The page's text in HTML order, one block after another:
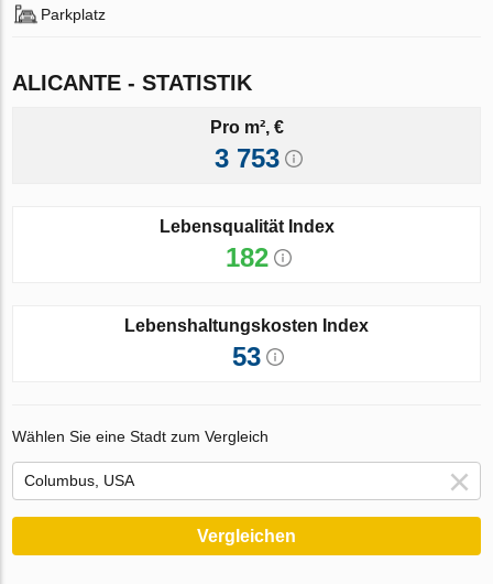
Parkplatz
ALICANTE - STATISTIK
Pro m², €
3 753
Lebensqualität Index
182
Lebenshaltungskosten Index
53
Wählen Sie eine Stadt zum Vergleich
Vergleichen